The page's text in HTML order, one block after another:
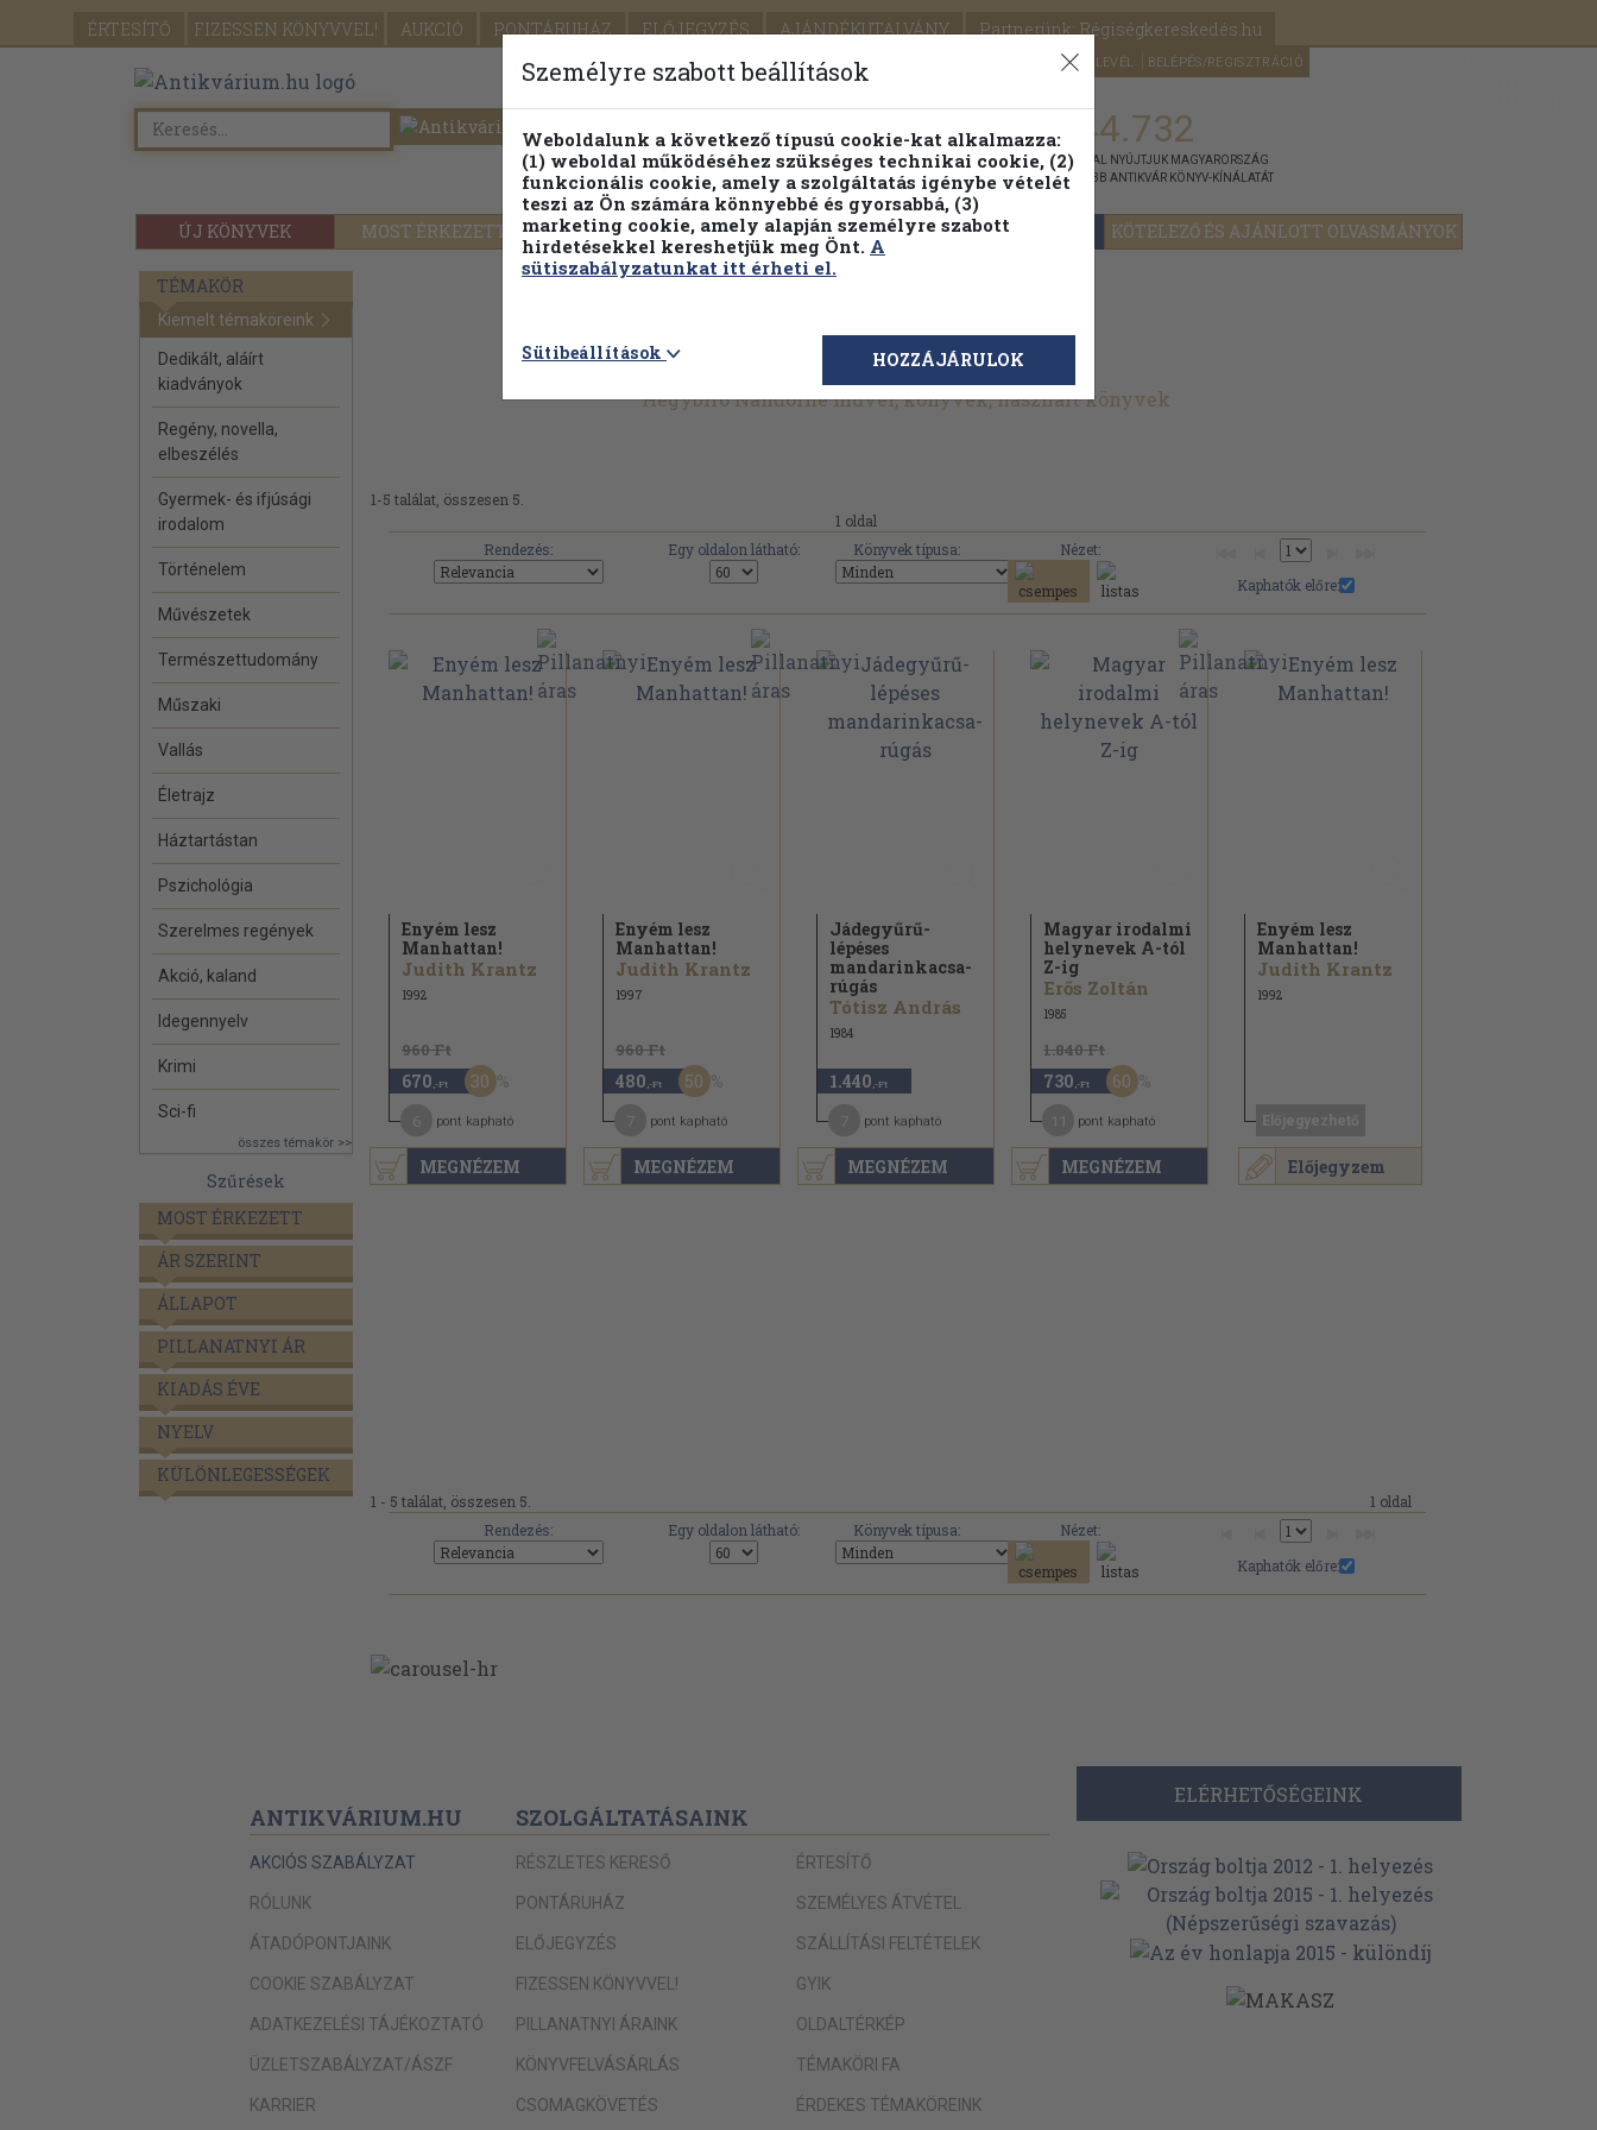
ÉRTESÍTŐ FIZESSEN KÖNYVVEL! AUKCIÓ PONTÁRUHÁZ ELŐJEGYZÉS AJÁNDÉKUTALVÁNY Partnerünk: Régiségkereskedés.hu
SEGÍTSÉG HÍRLEVÉL BELÉPÉS/REGISZTRÁCIÓ
ÚJ KÖNYVEK MOST ÉRKEZETT PILLANATNYI ÁRAINK FENNTARTHATÓ OLVASMÁNYOK KÖTELEZŐ ÉS AJÁNLOTT OLVASMÁNYOK
Részletes kereső Témaköri fa 1.144.732
KIADVÁNNYAL NYÚJTJUK MAGYARORSZÁG
LEGNAGYOBB ANTIKVÁR KÖNYV-KÍNÁLATÁT
TÉMAKÖR
Kiemelt témaköreink
Dedikált, aláírt
kiadványok
Regény, novella,
elbeszélés
Gyermek- és ifjúsági
irodalom
Történelem
Művészetek
Természettudomány
Műszaki
Vallás
Életrajz
Háztartástan
Pszichológia
Szerelmes regények
Akció, kaland
Idegennyelv
Krimi
Sci-fi
összes témakör >>
Szűrések
MOST ÉRKEZETT
ÁR SZERINT
ÁLLAPOT
PILLANATNYI ÁR
KIADÁS ÉVE
NYELV
KÜLÖNLEGESSÉGEK
Hegybíró Nándorné művei, könyvek, használt könyvek
1-5 találat, összesen 5.
1 oldal
Rendezés:
Egy oldalon látható: Könyvek típusa:
Nézet:
Kaphatók előre:
MEGNÉZEM
Enyém lesz
Manhattan!
Judith Krantz
1992
960 Ft
670 ,-Ft 30
pont kapható
MEGNÉZEM
Enyém lesz
Manhattan!
Judith Krantz
1997
960 Ft
480 ,-Ft 50
pont kapható
MEGNÉZEM
Jádegyűrű-
lépéses
mandarinkacsa-
rúgás
Tótisz András
1984
1.440 ,-Ft
pont kapható
MEGNÉZEM
Magyar irodalmi
helynevek A-tól
Z-ig
Erős Zoltán
1985
1.840 Ft
730 ,-Ft 60
pont kapható
Előjegyzem
Enyém lesz
Manhattan!
Judith Krantz
1992
1 - 5 találat, összesen 5.
1 oldal
Rendezés:
Egy oldalon látható: Könyvek típusa:
Nézet:
Kaphatók előre:
ANTIKVÁRIUM.HU
AKCIÓS SZABÁLYZAT
RÓLUNK
ÁTADÓPONTJAINK
COOKIE SZABÁLYZAT
ADATKEZELÉSI TÁJÉKOZTATÓ
ÜZLETSZABÁLYZAT/ÁSZF
KARRIER
SZOLGÁLTATÁSAINK
RÉSZLETES KERESŐ
PONTÁRUHÁZ
ELŐJEGYZÉS
FIZESSEN KÖNYVVEL!
PILLANATNYI ÁRAINK
KÖNYVFELVÁSÁRLÁS
CSOMAGKÖVETÉS
ÉRTESÍTŐ
SZEMÉLYES ÁTVÉTEL
SZÁLLÍTÁSI FELTÉTELEK
GYIK
OLDALTÉRKÉP
TÉMAKÖRI FA
ÉRDEKES TÉMAKÖREINK
ELÉRHETŐSÉGEINK
Személyre szabott beállítások
Weboldalunk a következő típusú cookie-kat alkalmazza:
(1) weboldal működéséhez szükséges technikai cookie, (2)
funkcionális cookie, amely a szolgáltatás igénybe vételét
teszi az Ön számára könnyebbé és gyorsabbá, (3)
marketing cookie, amely alapján személyre szabott
hirdetésekkel kereshetjük meg Önt. A
sütiszabályzatunkat itt érheti el.
Sütibeállítások HOZZÁJÁRULOK